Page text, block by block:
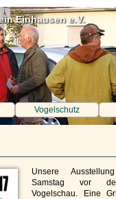
Einhausen e.V.
Vogelschutz
Unsere
Samstag vor
Vogelschau. Eine